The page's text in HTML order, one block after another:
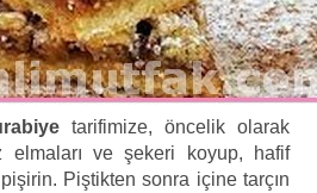
tarifimize, öncelik olarak
elmaları ve şekeri koyup, hafif
Piştikten sonra içine tarçın